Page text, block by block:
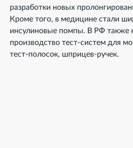
разработки новых
Кроме того, в медицине стали
инсулиновые помпы. В РФ также
производство тест-систем для
тест-полосок, шприцев-ручек.